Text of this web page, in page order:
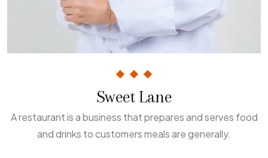
Sweet Lane
A restaurant is a business that prepares and serves food
and drinks to customers meals are generally.